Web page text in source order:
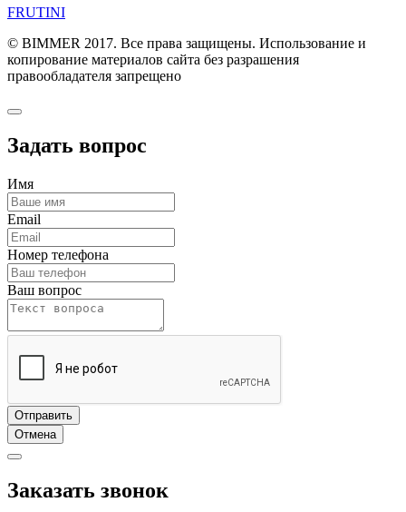
FRUTINI
© BIMMER 2017. Все права защищены. Использование и
копирование материалов сайта без разрашения
правообладателя запрещено
Задать вопрос
Имя
Email
Номер телефона
Ваш вопрос
Отправить
Отмена
Заказать звонок